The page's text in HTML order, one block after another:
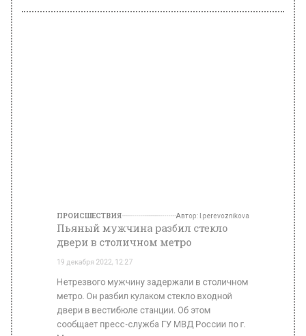
сообщает пресс-служба ГУ МВД России по г.
Москва.
В метро поймали мобилизованного с
оружием
Согласно сообщению, ЧП произошло в
вестибюле станции «Александровский сад»